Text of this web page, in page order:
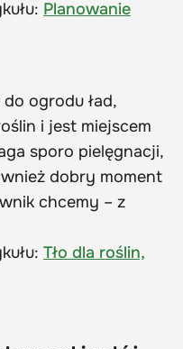
Planowanie
ogrodu ład,
i jest miejscem
sporo pielęgnacji,
dobry moment
chcemy – z
Tło dla roślin,